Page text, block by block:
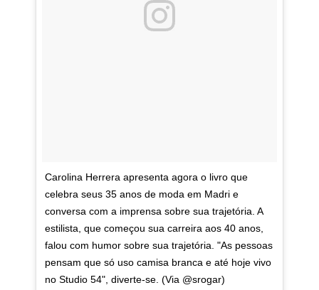
Carolina Herrera apresenta agora o livro que
celebra seus 35 anos de moda em Madri e
conversa com a imprensa sobre sua trajetória. A
estilista, que começou sua carreira aos 40 anos,
falou com humor sobre sua trajetória. "As pessoas
pensam que só uso camisa branca e até hoje vivo
no Studio 54", diverte-se. (Via @srogar)